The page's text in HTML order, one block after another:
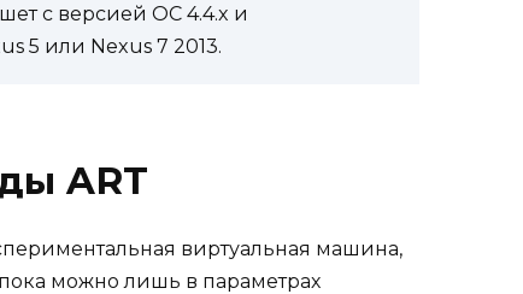
с версией ОС 4.4.x и
5 или Nexus 7 2013.
ART
виртуальная машина,
можно лишь в параметрах